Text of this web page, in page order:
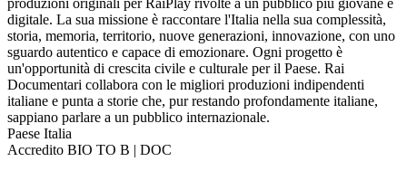
digitale. La sua missione è raccontare l'Italia nella sua complessità,
storia, memoria, territorio, nuove generazioni, innovazione, con uno
sguardo autentico e capace di emozionare. Ogni progetto è
un'opportunità di crescita civile e culturale per il Paese. Rai
Documentari collabora con le migliori produzioni indipendenti
italiane e punta a storie che, pur restando profondamente italiane,
sappiano parlare a un pubblico internazionale.
Paese Italia
Accredito BIO TO B | DOC